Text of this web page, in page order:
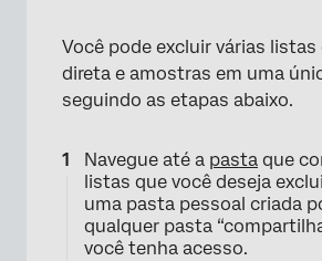
Você pode excluir várias listas
direta e amostras em uma
seguindo as etapas abaixo.
Navegue até a pasta que
listas que você deseja
uma pasta pessoal criada
qualquer pasta
você tenha acesso.